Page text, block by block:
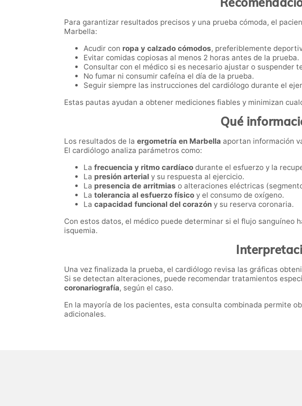
Para garantizar resultados precisos y una prueba cómoda, el
Marbella:
Acudir con ropa y calzado cómodos, preferiblemente
Evitar comidas copiosas al menos 2 horas antes de la prueba.
Consultar con el médico si es necesario ajustar o suspender
No fumar ni consumir cafeína el día de la prueba.
Seguir siempre las instrucciones del cardiólogo durante el
Estas pautas ayudan a obtener mediciones fiables y minimizan
Qué
Los resultados de la ergometría en Marbella aportan información
El cardiólogo analiza parámetros como:
La frecuencia y ritmo cardíaco durante el esfuerzo y la
La presión arterial y su respuesta al ejercicio.
La presencia de arritmias o alteraciones eléctricas
La tolerancia al esfuerzo físico y el consumo de oxígeno.
La capacidad funcional del corazón y su reserva coronaria.
Con estos datos, el médico puede determinar si el flujo
isquemia.
Una vez finalizada la prueba, el cardiólogo revisa las gráficas
Si se detectan alteraciones, puede recomendar tratamientos
coronariografía, según el caso.
En la mayoría de los pacientes, esta consulta combinada permite
adicionales.